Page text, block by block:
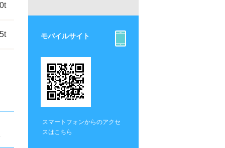
モバイルサイト
スマートフォンからのアクセ
スはこちら